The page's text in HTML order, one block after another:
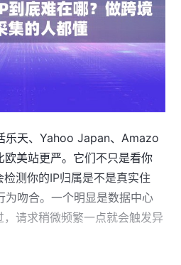
乐天、Yahoo Japan、Amazo
欧美站更严。它们不只是看你
测你的IP归属是不是真实住
为吻合。一个明显是数据中心
请求稍微频繁一点就会触发异